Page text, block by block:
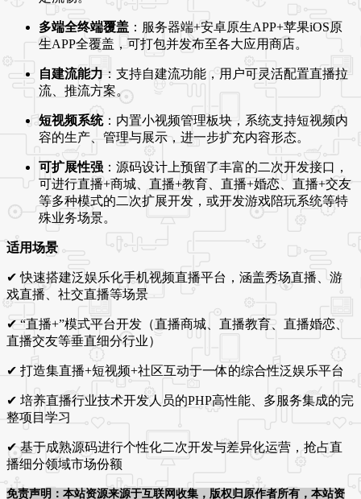
多端全终端覆盖 ：服务器端+安卓原生APP+苹果iOS原
生APP全覆盖，可打包并发布至各大应用商店。
自建流能力：支持自建流功能，用户可灵活配置直播拉
流、推流方案。
短视频系统：内置小视频管理板块，系统支持短视频内
容的生产、管理与展示，进一步扩充内容形态。
可扩展性强 ：源码设计上预留了丰富的二次开发接口，
可进行直播+商城、直播+教育、直播+婚恋、直播+交友
等多种模式的二次扩展开发，或开发游戏陪玩系统等特
殊业务场景。
适用场景
✔ 快速搭建泛娱乐化手机视频直播平台，涵盖秀场直播、游
戏直播、社交直播等场景
✔ “直播+”模式平台开发（直播商城、直播教育、直播婚恋、
直播交友等垂直细分行业）
✔ 打造集直播+短视频+社区互动于一体的综合性泛娱乐平台
✔ 培养直播行业技术开发人员的PHP高性能、多服务集成的完
整项目学习
✔ 基于成熟源码进行个性化二次开发与差异化运营，抢占直
播细分领域市场份额
免责声明：本站资源来源于互联网收集，版权归原作者所有，本站资